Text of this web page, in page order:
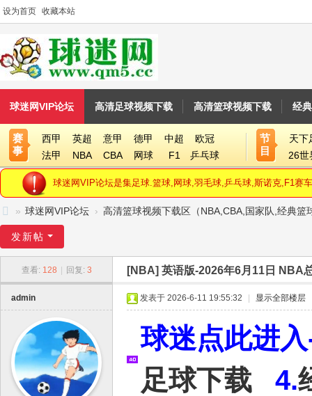
设为首页 收藏本站
球迷网VIP论坛 高清足球视频下载 高清篮球视频下载 经
赛
事
西甲 英超 意甲 德甲 中超
欧冠
法甲
NBA CBA 网球 F1 乒乓球
节
目
天下
26世
球迷网VIP论坛是集足球.篮球,网球,羽毛球,乒乓球,斯诺克,F1赛
迷
IP
» 球迷网VIP论坛 › 高清篮球视频下载区（NBA,CBA,国家队,经典篮
发新帖
查看: 128 回复: 3 [NBA] 英语版-2026年6月11日 NBA
admin 发表于 2026-6-11 19:55:32 显示全部楼层
球迷点此进
足球下载 4.